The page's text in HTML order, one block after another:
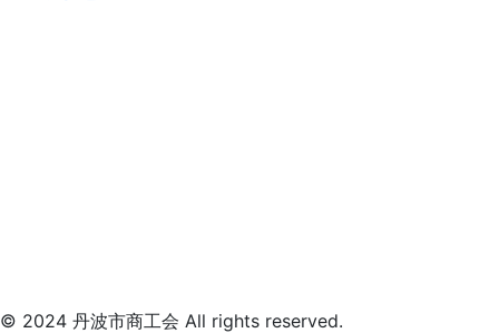
© 2024 丹波市商工会 All rights reserved.